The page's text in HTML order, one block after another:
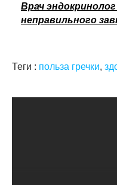
Врач
неправильного
Теги : польза гречки,